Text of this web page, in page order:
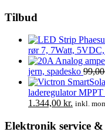
Tilbud
rør 7, 7Watt,
jern, spadesko
laderegulator
Den
pris
1.344,00 kr. Den
pris
inkl.
Elektronik service